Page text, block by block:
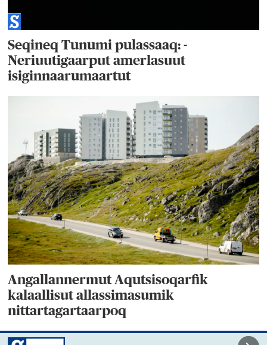
Seqineq Tunumi pulassaaq: -
Neriuutigaarput amerlasuut
isiginnaarumaartut
Angallannermut Aqutsisoqarfik
kalaallisut allassimasumik
nittartagartaarpoq